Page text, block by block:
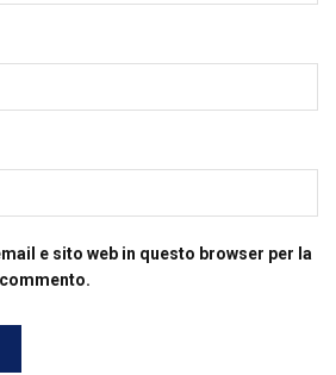
e sito web in questo browser per la